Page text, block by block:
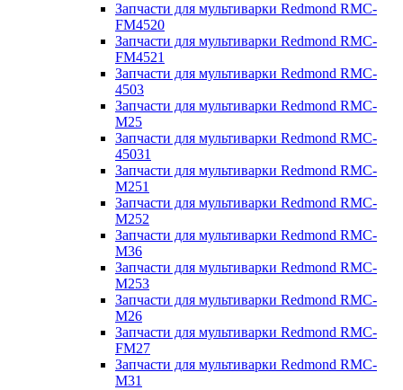
Запчасти для мультиварки Redmond RMC-
FM4520
Запчасти для мультиварки Redmond RMC-
FM4521
Запчасти для мультиварки Redmond RMC-
4503
Запчасти для мультиварки Redmond RMC-
M25
Запчасти для мультиварки Redmond RMC-
45031
Запчасти для мультиварки Redmond RMC-
M251
Запчасти для мультиварки Redmond RMC-
M252
Запчасти для мультиварки Redmond RMC-
M36
Запчасти для мультиварки Redmond RMC-
M253
Запчасти для мультиварки Redmond RMC-
M26
Запчасти для мультиварки Redmond RMC-
FM27
Запчасти для мультиварки Redmond RMC-
M31